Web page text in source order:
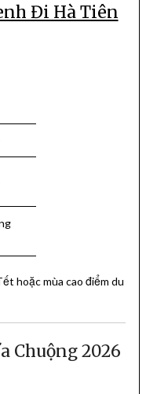
Đi Hà Tiên
hoặc mùa cao điểm du
Chuộng 2026